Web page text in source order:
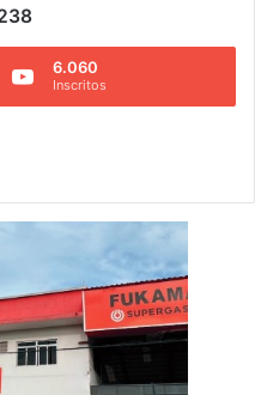
6.060
Inscritos